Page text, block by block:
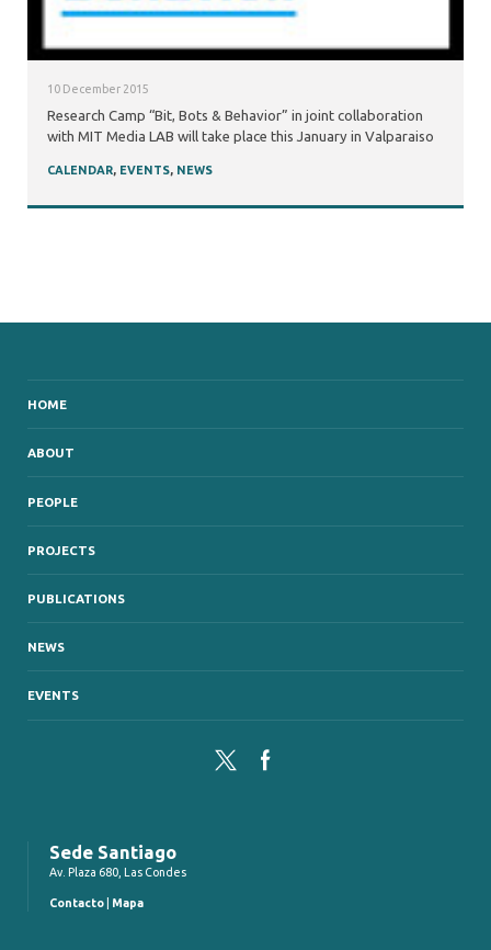
10 December 2015
Research Camp “Bit, Bots & Behavior” in joint collaboration
with MIT Media LAB will take place this January in Valparaiso
CALENDAR, EVENTS, NEWS
HOME
ABOUT
PEOPLE
PROJECTS
PUBLICATIONS
NEWS
EVENTS
Twitter Facebook
Sede Santiago
Av. Plaza 680, Las Condes
Contacto Mapa